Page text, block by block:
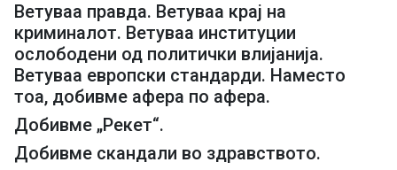
Ветуваа правда. Ветуваа крај на
криминалот. Ветуваа институции
ослободени од политички влијанија.
Ветуваа европски стандарди. Наместо
тоа, добивме афера по афера.
Добивме „Рекет“.
Добивме скандали во здравството.